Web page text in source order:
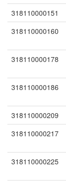
318110000151
318110000160
318110000178
318110000186
318110000209
318110000217
318110000225